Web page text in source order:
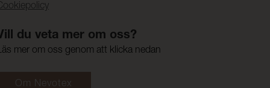
du veta mer om oss?
mer om oss genom att klicka nedan
Om Nevotex